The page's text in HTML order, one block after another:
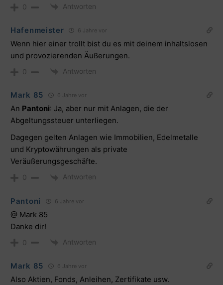
0 Antworten
Hafenmeister 6 Jahre vor
Wenn hier einer trollt bist du es mit deinem inhaltslosen
und provozierenden Äußerungen.
0 Antworten
Mark 85 6 Jahre vor
An Pantoni: Ja, aber nur mit Anlagen, die der
Abgeltungssteuer unterliegen.
Dagegen gelten Anlagen wie Immobilien, Edelmetalle
und Kryptowährungen als private
Veräußerungsgeschäfte.
0 Antworten
Pantoni 6 Jahre vor
@ Mark 85
Danke dir!
0 Antworten
Mark 85 6 Jahre vor
Also Aktien, Fonds, Anleihen, Zertifikate usw.